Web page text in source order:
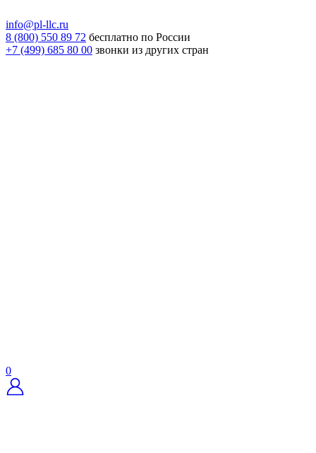
info@pl-llc.ru
8 (800) 550 89 72 бесплатно по России
+7 (499) 685 80 00 звонки из других стран
0